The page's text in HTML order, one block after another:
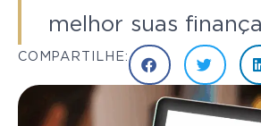
melhor suas
COMPARTILHE: